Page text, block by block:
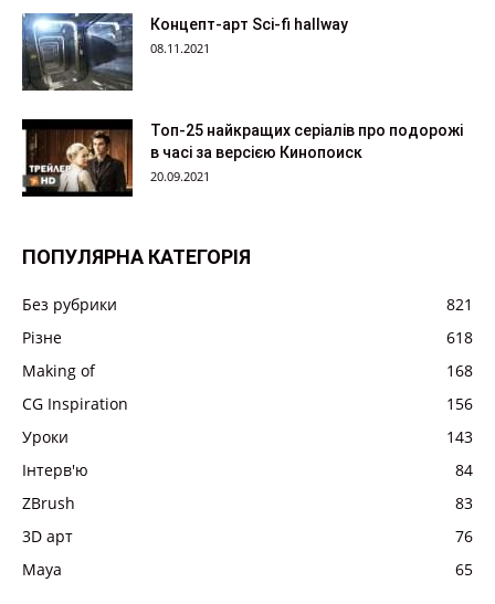
Концепт-арт Sci-fi hallway
08.11.2021
Топ-25 найкращих серіалів про подорожі
в часі за версією Кинопоиск
20.09.2021
ПОПУЛЯРНА КАТЕГОРІЯ
Без рубрики
821
Різне
618
Making of
168
CG Inspiration
156
Уроки
143
Інтерв'ю
84
ZBrush
83
3D арт
76
Maya
65